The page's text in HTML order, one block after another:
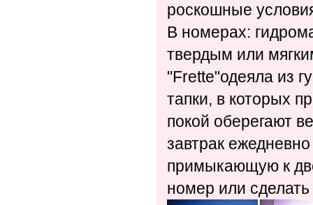
роскошные
В номерах:
твердым или
"Frette"одеяла из
тапки, в которых
покой оберегают
завтрак
примыкающую к
номер или